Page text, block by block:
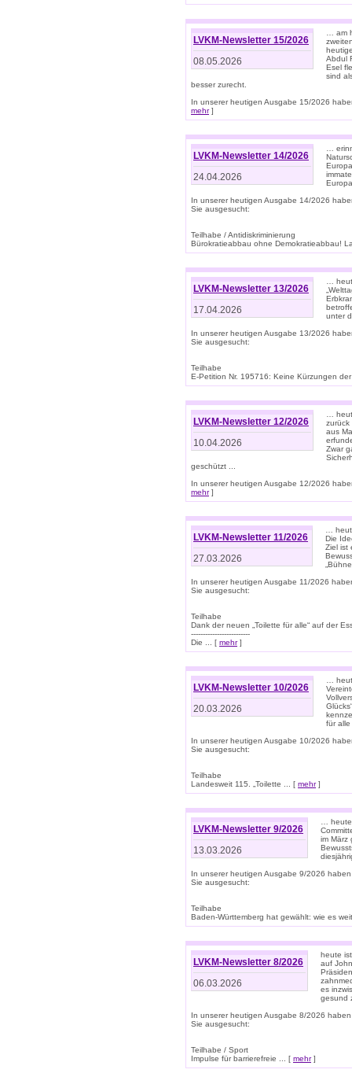
LVKM-Newsletter 15/2026
08.05.2026
… am
Abdul
Esel
sind
besser zurecht.
In unserer heutigen Ausgabe 15/2026
mehr]
LVKM-Newsletter 14/2026
24.04.2026
…
In unserer heutigen Ausgabe 14/2026
Sie ausgesucht:
Teilhabe / Antidiskriminierung
Bürokratieabbau ohne Demokratieabbau!
LVKM-Newsletter 13/2026
17.04.2026
…
unter
In unserer heutigen Ausgabe 13/2026
Sie ausgesucht:
Teilhabe
E-Petition Nr. 195716: Keine Kürzungen
LVKM-Newsletter 12/2026
10.04.2026
…
zurück
aus
Zwar
geschützt ...
In unserer heutigen Ausgabe 12/2026
mehr]
LVKM-Newsletter 11/2026
27.03.2026
…
Die
Ziel ist
In unserer heutigen Ausgabe 11/2026
Sie ausgesucht:
Teilhabe
Dank der neuen „Toilette für alle“ auf der
-------------------------
Die ... [ mehr]
LVKM-Newsletter 10/2026
20.03.2026
…
für
In unserer heutigen Ausgabe 10/2026
Sie ausgesucht:
Teilhabe
Landesweit 115. „Toilette ... [ mehr]
LVKM-Newsletter 9/2026
13.03.2026
…
im März
In unserer heutigen Ausgabe 9/2026
Sie ausgesucht:
Teilhabe
Baden-Württemberg hat gewählt: wie es
LVKM-Newsletter 8/2026
06.03.2026
heute
auf
es
gesund
In unserer heutigen Ausgabe 8/2026
Sie ausgesucht:
Teilhabe / Sport
Impulse für barrierefreie ... [ mehr]